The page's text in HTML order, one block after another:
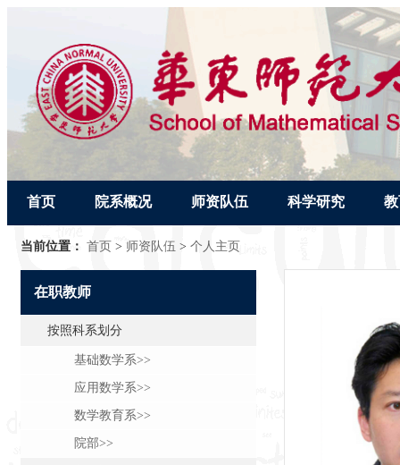
首页 院系概况 师资队伍 科学研究
当前位置： 首页 > 师资队伍 > 个人主页
在职教师
按照科系划分
基础数学系>>
应用数学系>>
数学教育系>>
院部>>